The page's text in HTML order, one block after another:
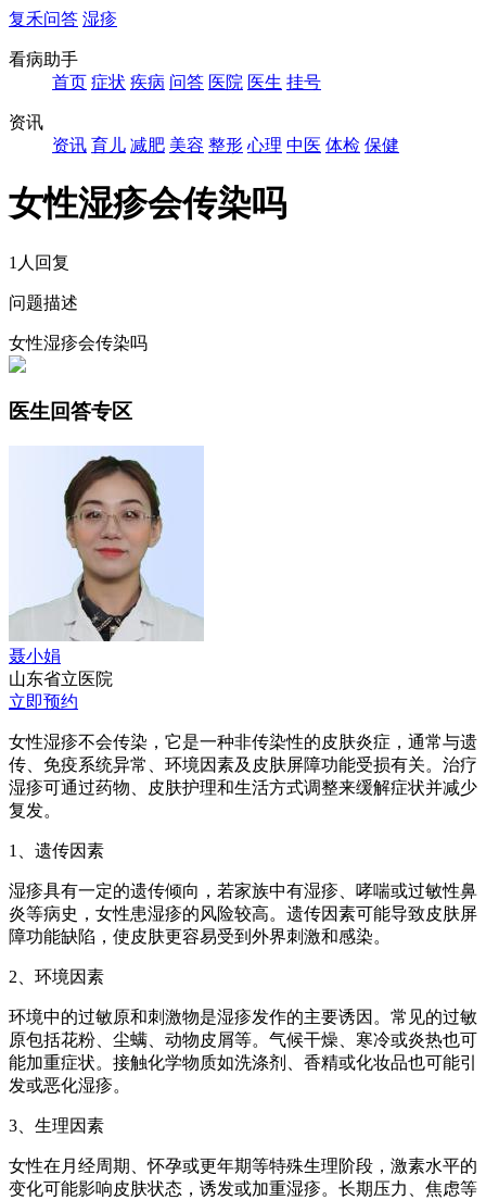
复禾问答 湿疹
看病助手
首页 症状 疾病 问答 医院 医生 挂号
资讯
资讯 育儿 减肥 美容 整形 心理 中医 体检 保健
女性湿疹会传染吗
1人回复
问题描述
女性湿疹会传染吗
医生回答专区
聂小娟
山东省立医院
立即预约
女性湿疹不会传染，它是一种非传染性的皮肤炎症，通常与遗
传、免疫系统异常、环境因素及皮肤屏障功能受损有关。治疗
湿疹可通过药物、皮肤护理和生活方式调整来缓解症状并减少
复发。
1、遗传因素
湿疹具有一定的遗传倾向，若家族中有湿疹、哮喘或过敏性鼻
炎等病史，女性患湿疹的风险较高。遗传因素可能导致皮肤屏
障功能缺陷，使皮肤更容易受到外界刺激和感染。
2、环境因素
环境中的过敏原和刺激物是湿疹发作的主要诱因。常见的过敏
原包括花粉、尘螨、动物皮屑等。气候干燥、寒冷或炎热也可
能加重症状。接触化学物质如洗涤剂、香精或化妆品也可能引
发或恶化湿疹。
3、生理因素
女性在月经周期、怀孕或更年期等特殊生理阶段，激素水平的
变化可能影响皮肤状态，诱发或加重湿疹。长期压力、焦虑等